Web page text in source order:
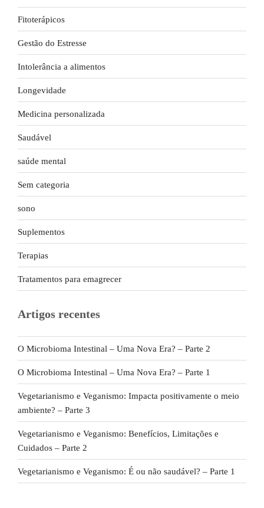
Fitoterápicos
Gestão do Estresse
Intolerância a alimentos
Longevidade
Medicina personalizada
Saudável
saúde mental
Sem categoria
sono
Suplementos
Terapias
Tratamentos para emagrecer
Artigos recentes
O Microbioma Intestinal – Uma Nova Era? – Parte 2
O Microbioma Intestinal – Uma Nova Era? – Parte 1
Vegetarianismo e Veganismo: Impacta positivamente o meio
ambiente? – Parte 3
Vegetarianismo e Veganismo: Benefícios, Limitações e
Cuidados – Parte 2
Vegetarianismo e Veganismo: É ou não saudável? – Parte 1